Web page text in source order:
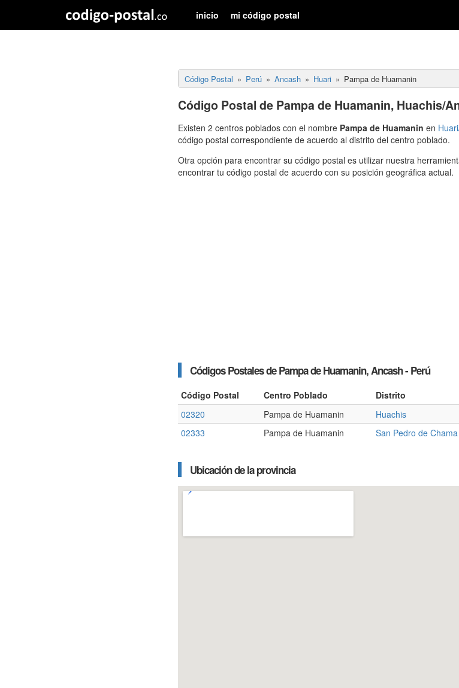
inicio mi código postal
Código Postal Perú Ancash Huari Pampa de Huamanin
Código Postal de Pampa de Huamanin, Huachis/
Existen 2 centros poblados con el nombre Pampa de Huamanin en
código postal correspondiente de acuerdo al distrito del centro poblado.
Otra opción para encontrar su código postal es utilizar nuestra
encontrar tu código postal de acuerdo con su posición geográfica actual.
Códigos Postales de Pampa de Huamanin, Ancash - Perú
Código Postal Centro Poblado Distrito
02320
Pampa de Huamanin Huachis
02333
Pampa de Huamanin San Pedro de Chama
Ubicación de la provincia